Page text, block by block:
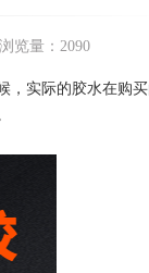
浏览量： 2090
，实际的胶水在购